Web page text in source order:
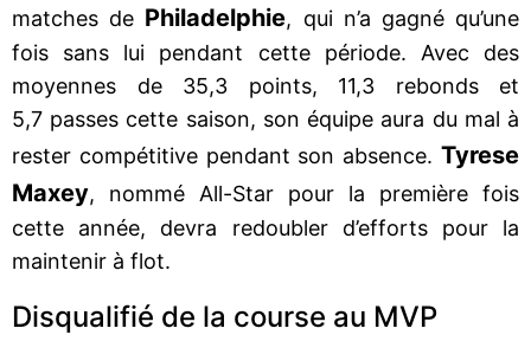
matches de Philadelphie, qui n’a gagné qu’une
fois sans lui pendant cette période. Avec des
moyennes de 35,3 points, 11,3 rebonds et
5,7 passes cette saison, son équipe aura du mal à
rester compétitive pendant son absence. Tyrese
Maxey, nommé All-Star pour la première fois
cette année, devra redoubler d’efforts pour la
maintenir à flot.
Disqualifié de la course au MVP